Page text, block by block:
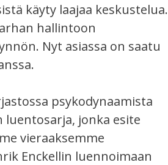
käyty laajaa keskustelua.
hallintoon
Nyt asiassa on saatu
psykodynaamista
luentosarja, jonka esite
vieraaksemme
Enckellin luennoimaan